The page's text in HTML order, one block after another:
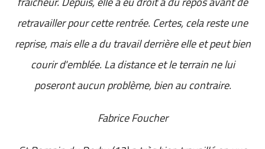
retravailler pour cette rentrée. Certes, cela reste une
reprise, mais elle a du travail derrière elle et peut bien
courir d'emblée. La distance et le terrain ne lui
poseront aucun problème, bien au contraire.
Fabrice Foucher